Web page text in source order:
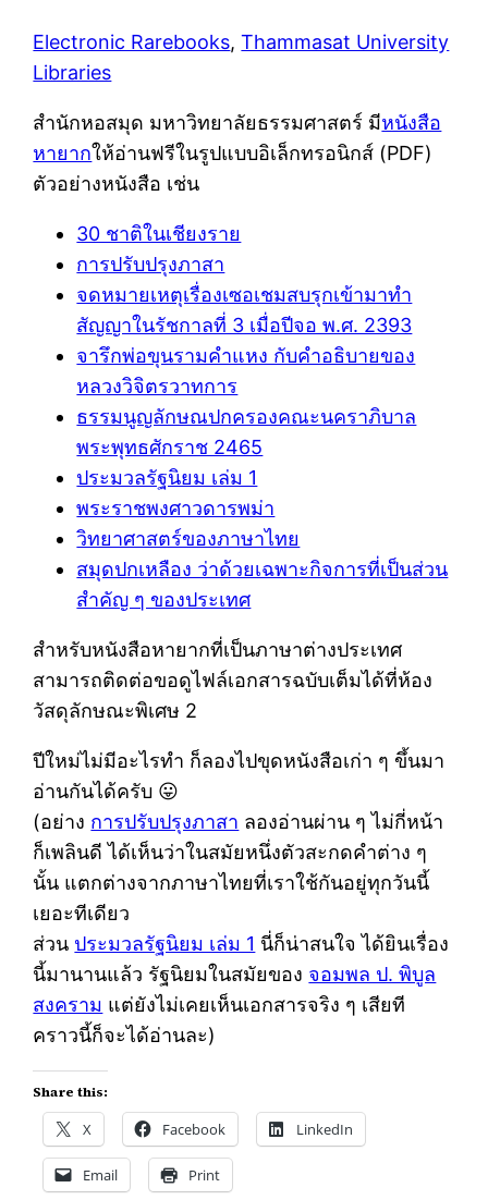
Electronic Rarebooks,Thammasat University
Libraries
สำนักหอสมุด มหาวิทยาลัยธรรมศาสตร์ มีหนังสือ
หายากให้อ่านฟรีในรูปแบบอิเล็กทรอนิกส์ (PDF)
ตัวอย่างหนังสือ เช่น
30 ชาติในเชียงราย
การปรับปรุงภาสา
จดหมายเหตุเรื่องเซอเชมสบรุกเข้ามาทำ
สัญญาในรัชกาลที่ 3 เมื่อปีจอ พ.ศ. 2393
จารึกพ่อขุนรามคำแหง กับคำอธิบายของ
หลวงวิจิตรวาทการ
ธรรมนูญลักษณปกครองคณะนคราภิบาล
พระพุทธศักราช 2465
ประมวลรัฐนิยม เล่ม 1
พระราชพงศาวดารพม่า
วิทยาศาสตร์ของภาษาไทย
สมุดปกเหลือง ว่าด้วยเฉพาะกิจการที่เป็นส่วน
สำคัญ ๆ ของประเทศ
สำหรับหนังสือหายากที่เป็นภาษาต่างประเทศ
สามารถติดต่อขอดูไฟล์เอกสารฉบับเต็มได้ที่ห้อง
วัสดุลักษณะพิเศษ 2
ปีใหม่ไม่มีอะไรทำ ก็ลองไปขุดหนังสือเก่า ๆ ขึ้นมา
อ่านกันได้ครับ 😛
(อย่าง การปรับปรุงภาสา ลองอ่านผ่าน ๆ ไม่กี่หน้า
ก็เพลินดี ได้เห็นว่าในสมัยหนึ่งตัวสะกดคำต่าง ๆ
นั้น แตกต่างจากภาษาไทยที่เราใช้กันอยู่ทุกวันนี้
เยอะทีเดียว
ส่วน ประมวลรัฐนิยม เล่ม 1 นี่ก็น่าสนใจ ได้ยินเรื่อง
นี้มานานแล้ว รัฐนิยมในสมัยของ จอมพล ป. พิบูล
สงคราม แต่ยังไม่เคยเห็นเอกสารจริง ๆ เสียที
คราวนี้ก็จะได้อ่านละ)
Share this:
X Facebook LinkedIn
Email Print